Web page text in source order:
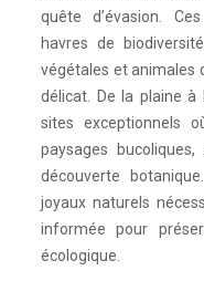
quête d’évasion.
havres de
végétales et animales
délicat. De la plaine à
sites exceptionnels
paysages
découverte
joyaux naturels
informée pour
écologique.